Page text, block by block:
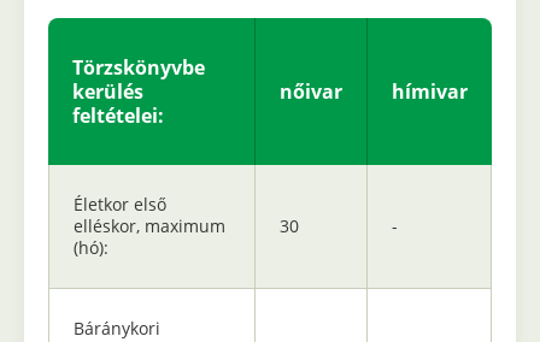
Törzskönyvbe
kerülés
feltételei:
nőivar hímivar
Életkor első
elléskor, maximum
(hó):
30 -
Báránykori